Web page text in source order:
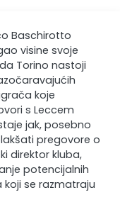
Baschirotto
visine svoje
Torino nastoji
koje
s Leccem
jak, posebno
pregovore o
direktor kluba,
potencijalnih
se razmatraju